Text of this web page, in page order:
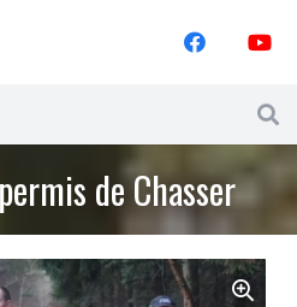
de Chasser